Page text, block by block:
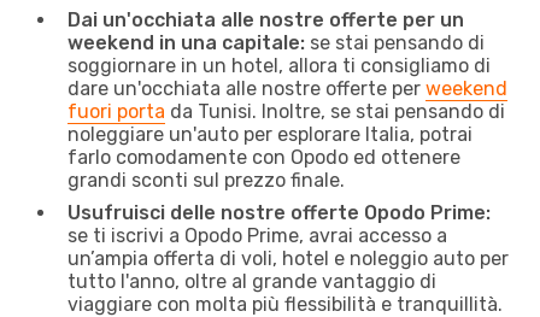
Dai un'occhiata alle nostre offerte per un
weekend in una capitale: se stai pensando di
soggiornare in un hotel, allora ti consigliamo di
dare un'occhiata alle nostre offerte per weekend
fuori porta da Tunisi. Inoltre, se stai pensando di
noleggiare un'auto per esplorare Italia, potrai
farlo comodamente con Opodo ed ottenere
grandi sconti sul prezzo finale.
Usufruisci delle nostre offerte Opodo Prime:
se ti iscrivi a Opodo Prime, avrai accesso a
un’ampia offerta di voli, hotel e noleggio auto per
tutto l'anno, oltre al grande vantaggio di
viaggiare con molta più flessibilità e tranquillità.